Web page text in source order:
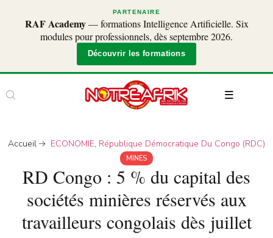
PARTENAIRE
RAF Academy— formations Intelligence Artificielle. Six
modules pour professionnels, dès septembre 2026.
Découvrir les formations
Accueil ECONOMIE, République Démocratique Du Congo (RDC)
MINES
RD Congo : 5 % du capital des
sociétés minières réservés aux
travailleurs congolais dès juillet